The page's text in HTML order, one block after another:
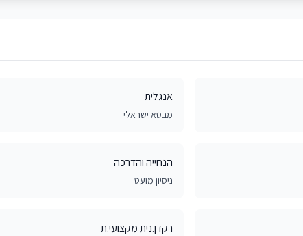
אנגלית
מבטא ישראלי
הנחייה והדרכה
ניסיון מועט
רקדן.נית מקצועי.ת